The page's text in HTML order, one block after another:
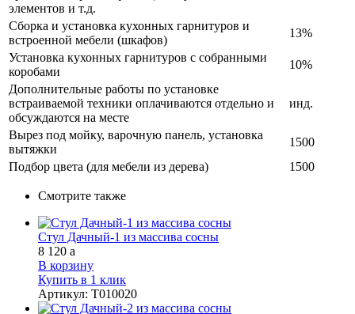
элементов и т.д.
Сборка и установка кухонных гарнитуров и
встроенной мебели (шкафов)
13%
Установка кухонных гарнитуров с собранными
коробами
10%
Дополнительные работы по установке
встраиваемой техники оплачиваются отдельно и
обсуждаются на месте
инд.
Вырез под мойку, варочную панель, установка
вытяжки
1500
Подбор цвета (для мебели из дерева)
1500
Смотрите также
Стул Дачный-1 из массива сосны
8 120 a
В корзину
Купить в 1 клик
Артикул: Т010020